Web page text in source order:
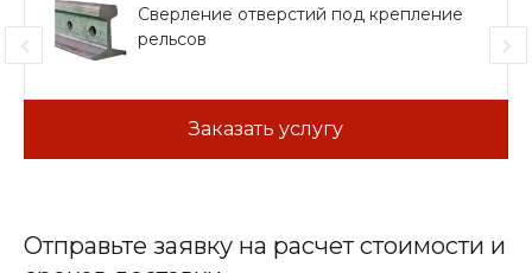
Сверление отверстий под крепление
рельсов
Заказать услугу
Отправьте заявку на расчет стоимости и